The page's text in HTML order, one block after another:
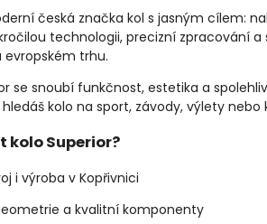
česká značka kol s jasným cílem:
technologii, precizní zpracování
trhu.
se snoubí funkčnost, estetika a
kolo na sport, závody, výlety
kolo Superior?
i výroba v Kopřivnici
a kvalitní komponenty